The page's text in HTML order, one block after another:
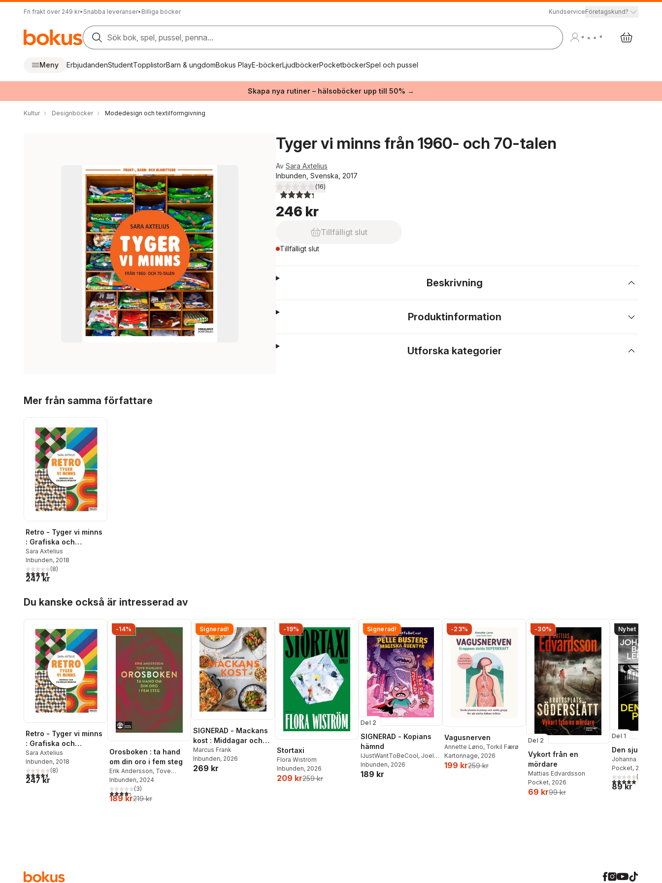
Fri frakt över 249 kr• Snabba leveranser• Billiga böcker KundserviceFöretagskund?
Sök bok, spel, pussel, penna...
Meny ErbjudandenStudentTopplistorBarn & ungdomBokus PlayE-böckerLjudböckerPocketböckerSpel och pussel
Skapa nya rutiner – hälsoböcker upp till 50% →
Kultur Designböcker Modedesign och textilformgivning
Tyger vi minns från 1960- och 70-talen
Av Sara Axtelius
Inbunden, Svenska, 2017
4,3utav 5 stjärnor. Totalt antal röster:
(16)
246 kr
Tillfälligt slut
Tillfälligt slut
Beskrivning
Produktinformation
Utforska kategorier
Mer från samma författare
Retro - Tyger vi minns
: Grafiska och
stiliserade mönster
Sara Axtelius
Inbunden, 2018
4,5utav 5 stjärnor. Totalt antal röster:
(8)
247 kr
Du kanske också är intresserad av
Retro - Tyger vi minns
: Grafiska och
stiliserade mönster
Sara Axtelius
Inbunden, 2018
4,5utav 5 stjärnor. Totalt antal röster:
(8)
247 kr
-14%
Orosboken : ta hand
om din oro i fem steg
Erik Andersson, Tove
Wahlund
Inbunden, 2024
4,3utav 5 stjärnor. Totalt antal röster:
(3)
189 kr219 kr
Signerad!
SIGNERAD - Mackans
kost : Middagar och
matlådor
Marcus Frank
Inbunden, 2026
269 kr
-19%
Stortaxi
Flora Wiström
Inbunden, 2026
209 kr259 kr
Signerad!
Del 2
SIGNERAD - Kopians
hämnd
IJustWantToBeCool, Joel
Adolphson,Emil Ejdemo
Beer ,Victor Beer
Inbunden, 2026
189 kr
-23%
Vagusnerven
Annette Løno, Torkil Færø
Kartonnage, 2026
199 kr259 kr
-30%
Del 2
Vykort från en
mördare
Mattias Edvardsson
Pocket, 2026
69 kr99 kr
Nyhet
Del 1
Den sjunde
Johanna
Lerneby
Pocket, 2026
5,0utav 5(
89 kr